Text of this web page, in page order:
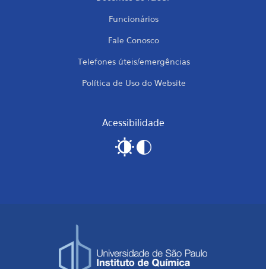
Funcionários
Fale Conosco
Telefones úteis/emergências
Política de Uso do Website
Acessibilidade